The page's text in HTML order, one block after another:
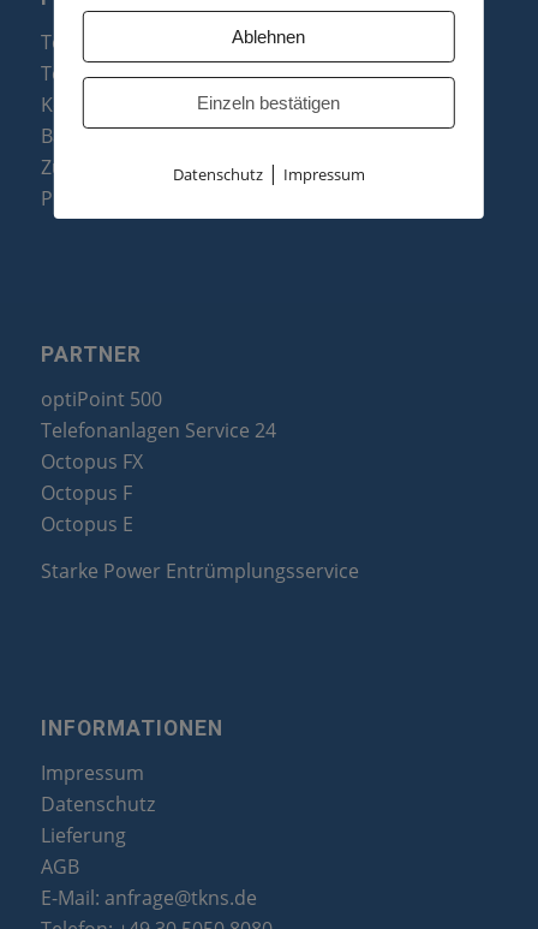
Telefonanlagen
Telefone
Konftel Konferenztelefone
Baugruppen
Zubehör & Ersatzteile
Produktzusammenfassung
PARTNER
optiPoint 500
Telefonanlagen Service 24
Octopus FX
Octopus F
Octopus E
Starke Power Entrümplungsservice
INFORMATIONEN
Impressum
Datenschutz
Lieferung
AGB
E-Mail: anfrage@tkns.de
Ablehnen
Einzeln bestätigen
Datenschutz| Impressum